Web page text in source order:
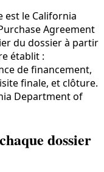
est le California
Agreement
du dossier à partir
établit :
de financement,
finale, et clôture.
Department of
dossier